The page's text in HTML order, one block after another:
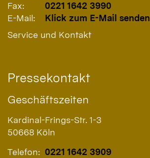
Fax:
0221 1642 3990
E-Mail:
Klick zum E-Mail senden
Service und Kontakt
Pressekontakt
Geschäftszeiten
Kardinal-Frings-Str. 1-3
50668 Köln
Telefon: 0221 1642 3909